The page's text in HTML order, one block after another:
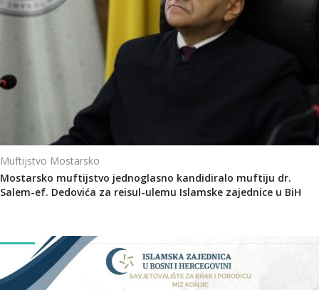
Muftijstvo Mostarsko
Mostarsko muftijstvo jednoglasno kandidiralo muftiju dr.
Salem-ef. Dedovića za reisul-ulemu Islamske zajednice u BiH